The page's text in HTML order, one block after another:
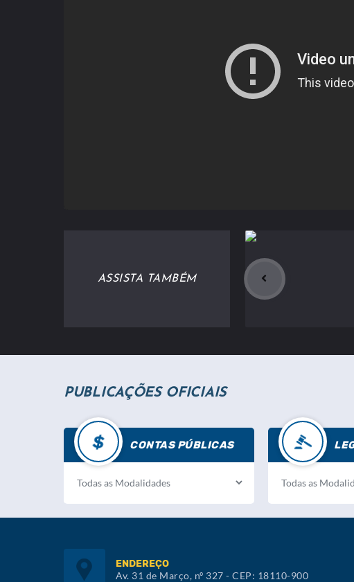
ASSISTA TAMBÉM
PUBLICAÇÕES OFICIAIS
CONTAS PÚBLICAS
ENDEREÇO
Av. 31 de Março, nº 327 - CEP: 18110-900